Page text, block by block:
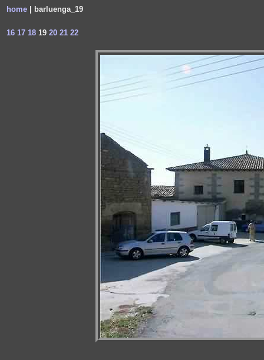
home | barluenga_19
16 17 18 19 20 21 22